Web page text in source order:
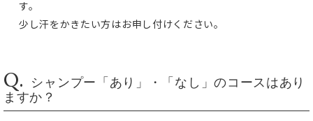
す。
少し汗をかきたい方はお申し付けください。
Q.
シャンプー「あり」・「なし」のコースはあり
ますか？